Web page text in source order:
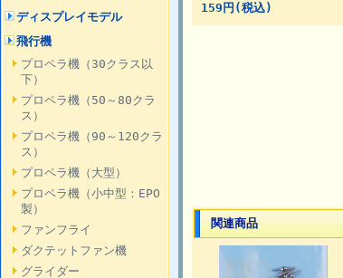
ディスプレイモデル
飛行機
プロペラ機（30クラス以
下）
プロペラ機（50～80クラ
ス）
プロペラ機（90～120クラ
ス）
プロペラ機（大型）
プロペラ機（小中型：EPO
製）
ファンフライ
ダクテットファン機
グライダー
159円(税込)
関連商品